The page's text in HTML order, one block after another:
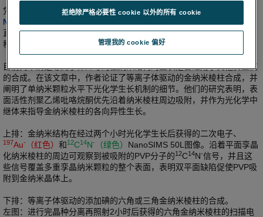
凭借独特的同步高横向分辨率（低至50纳米）和出色的灵敏度，
NanoSIMS
能够在不进行样品制备的情况下对轻、重元素进行高灵敏度
直接表面映射。 这种能力在以下出自《Nature Materials》杂志的纳米
科学文章中对氮、碘和金的研究中得以证实。
目前尚不清楚等离子体介导的银纳米结构的生长是否适用于其他贵金属
的合成。在该文章中，作者论证了等离子体驱动的金纳米棱柱合成，并
阐明了单纳米颗粒水平下光化学生长机制的细节。他们的研究表明，表
面活性剂聚乙烯吡咯烷酮优先沿着纳米棱柱周边吸附，并作为光化学中
继体来指导金纳米棱柱的各向异性生长。
上排：金纳米结构在经过两个小时光化学生长后获得的二次电子、
197Au- （红色） 和12C14N- （绿色） NanoSIMS 50L图像。沿着平面孪晶
化纳米棱柱的周边可观察到被吸附的PVP分子的12C14N-信号，并且这
些信号覆盖多重孪晶纳米颗粒的整个表面，表明双平面缺陷促使PVP吸
附到金纳米晶体上。
下排：等离子体驱动的添加碘的六角或三角金纳米棱柱的合成。
左图：进行完晶种分离再照射2小时后获得的六角金纳米棱柱的扫描电
管理我的 cookie 偏好
拒绝除严格必要性 cookie 以外的所有 cookie